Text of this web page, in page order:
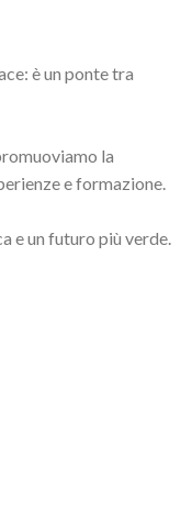
è un ponte tra
la
e formazione.
e un futuro più verde.